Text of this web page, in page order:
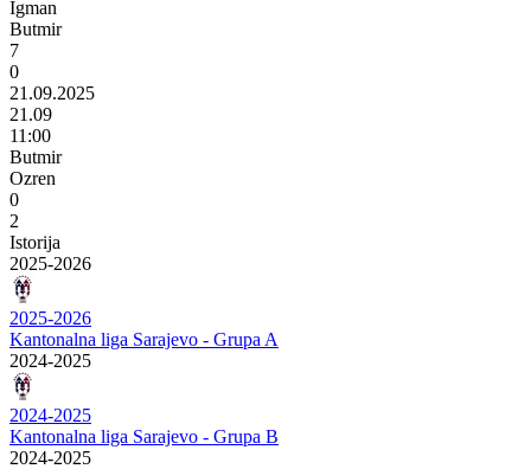
Igman
Butmir
7
0
21.09.2025
21.09
11:00
Butmir
Ozren
0
2
Istorija
2025-2026
2025-2026
Kantonalna liga Sarajevo - Grupa A
2024-2025
2024-2025
Kantonalna liga Sarajevo - Grupa B
2024-2025